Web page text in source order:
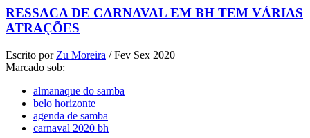
RESSACA DE CARNAVAL EM BH TEM VÁRIAS
ATRAÇÕES
Escrito por Zu Moreira /Fev Sex 2020
Marcado sob:
almanaque do samba
belo horizonte
agenda de samba
carnaval 2020 bh